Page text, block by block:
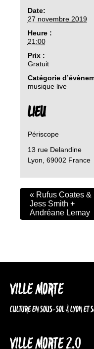
Date:
27 novembre 2019
Heure :
21:00
Prix :
Gratuit
Catégorie
musique live
LIEU
Périscope
13 rue Delandine
Lyon 69002 France
« Rufus Coates &
Jess Smith +
Andréane Lemay
VILLE MORTE
CULTURE EN SOUS-SOL À LYON ET
VILLE MORTE 2.0